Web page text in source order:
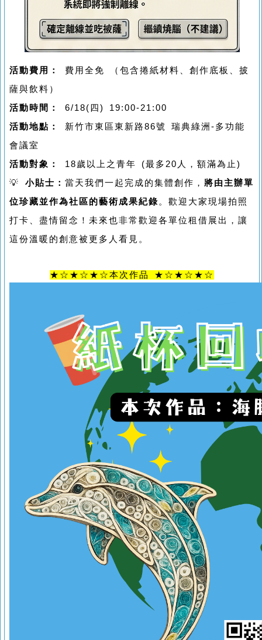
活動費用：
費用全免 （包含捲紙材料、創作底板、披
薩與飲料）
活動時間：
6/18(四) 19:00-21:00
活動地點：
新竹市東區東新路86號 瑞典綠洲-多功能
會議室
活動對象：
18歲以上之青年 (最多20人，額滿為止)
💡 小貼士： 當天我們一起完成的集體創作， 將由主辦單
位珍藏並作為社區的藝術成果紀錄。歡迎大家現場拍照
打卡、盡情留念！未來也非常歡迎各單位租借展出，讓
這份溫暖的創意被更多人看見。
★☆★☆★☆本次作品 ★☆★☆★☆